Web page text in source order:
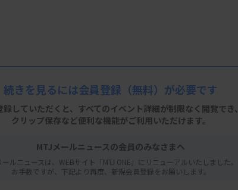
続きを見るには会員登録 （無料）が必要です
録していただくと、すべてのイベント詳細が制限なく閲覧でき、
クリップ保存など便利な機能がご利用いただけます。
MTJメールニュースの会員のみなさまへ
ールニュースは、WEBサイト「MTJ ONE」にリニューアルいたしました。
お手数ですが、下記より再度、新規会員登録をお願いします。